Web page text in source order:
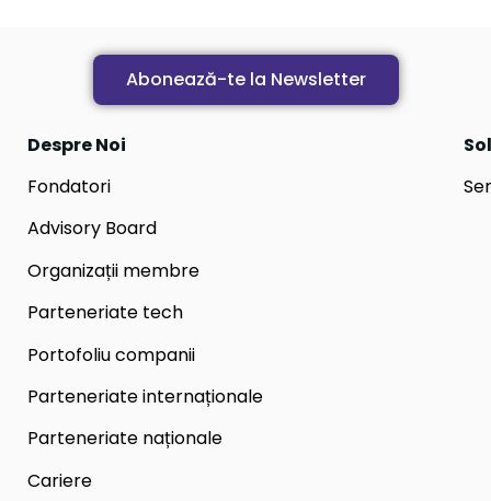
Abonează-te la Newsletter
Despre Noi
Fondatori
Advisory Board
Organizații membre
Parteneriate tech
Portofoliu companii
Parteneriate internaționale
Parteneriate naționale
Cariere